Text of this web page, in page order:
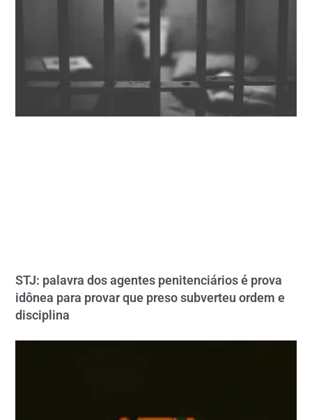
STJ: palavra dos agentes penitenciários é prova
idônea para provar que preso subverteu ordem e
disciplina